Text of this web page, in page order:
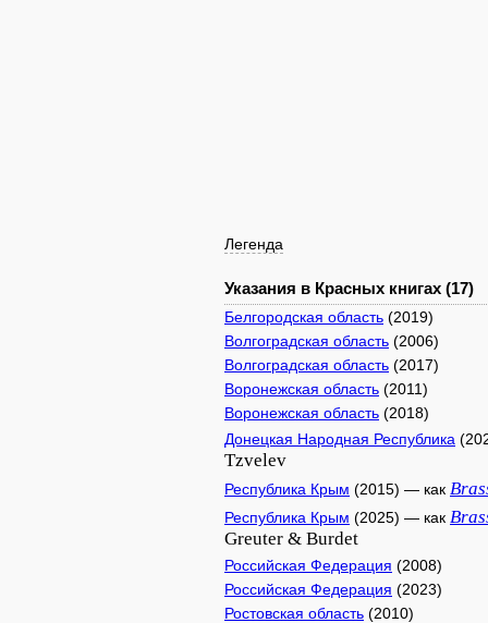
Легенда
Указания в Красных книгах (17)
Белгородская область (2019)
Волгоградская область (2006)
Волгоградская область (2017)
Воронежская область (2011)
Воронежская область (2018)
Донецкая Народная Республика
Tzvelev
Республика Крым (2015) — как
Республика Крым (2025) — как
Greuter & Burdet
Российская Федерация (2008)
Российская Федерация (2023)
Ростовская область (2010)